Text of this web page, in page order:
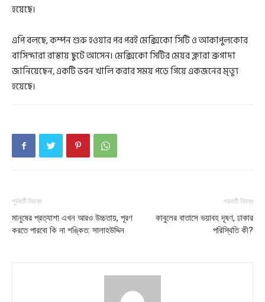
হয়েছে।
এপি বলছে, কম্পন শুরু হওয়ার পর পরই মেক্সিকো সিটি ও আকাপুলকোর
বাসিন্দারা রাস্তায় ছুটে আসেন। মেক্সিকো সিটির মেয়র ক্লারা ব্রুগাদা
জানিয়েছেন, একটি ভবন খালি করার সময় পড়ে গিয়ে একজনের মৃত্যু
হয়েছে।
পূর্ববর্তী নিবন্ধ
মানুষের প্রত্যাশা এখন আরও উচ্চতায়, পূরণ
করতে পারবো কি না শঙ্কিত: সালাহউদ্দিন
পরবর্তী নিবন্ধ
কাবুলের বাতাসে ভয়াবহ দূষণ, ঢাকার
পরিস্থিতি কী?